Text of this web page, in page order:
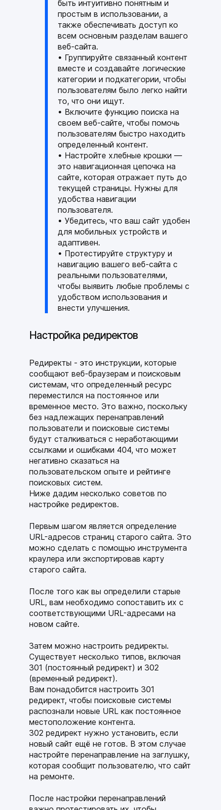
быть интуитивно понятным и
простым в использовании, а
также обеспечивать доступ ко
всем основным разделам вашего
веб-сайта.
• Группируйте связанный контент
вместе и создавайте логические
категории и подкатегории, чтобы
пользователям было легко найти
то, что они ищут.
• Включите функцию поиска на
своем веб-сайте, чтобы помочь
пользователям быстро находить
определенный контент.
• Настройте хлебные крошки —
это навигационная цепочка на
сайте, которая отражает путь до
текущей страницы. Нужны для
удобства навигации
пользователя.
• Убедитесь, что ваш сайт удобен
для мобильных устройств и
адаптивен.
• Протестируйте структуру и
навигацию вашего веб-сайта с
реальными пользователями,
чтобы выявить любые проблемы с
удобством использования и
внести улучшения.
Настройка редиректов
Редиректы - это инструкции, которые
сообщают веб-браузерам и поисковым
системам, что определенный ресурс
переместился на постоянное или
временное место. Это важно, поскольку
без надлежащих перенаправлений
пользователи и поисковые системы
будут сталкиваться с неработающими
ссылками и ошибками 404, что может
негативно сказаться на
пользовательском опыте и рейтинге
поисковых систем.
Ниже дадим несколько советов по
настройке редиректов.
Первым шагом является определение
URL-адресов страниц старого сайта. Это
можно сделать с помощью инструмента
краулера или экспортировав карту
старого сайта.
После того как вы определили старые
URL, вам необходимо сопоставить их с
соответствующими URL-адресами на
новом сайте.
Затем можно настроить редиректы.
Существует несколько типов, включая
301 (постоянный редирект) и 302
(временный редирект).
Вам понадобится настроить 301
редирект, чтобы поисковые системы
распознали новые URL как постоянное
местоположение контента.
302 редирект нужно установить, если
новый сайт ещё не готов. В этом случае
настройте перенаправление на заглушку,
которая сообщит пользователю, что сайт
на ремонте.
После настройки перенаправлений